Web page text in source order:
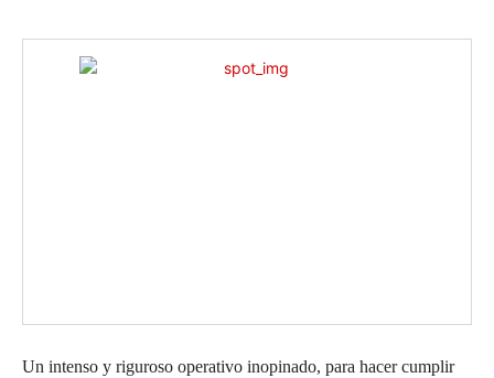
Un intenso y riguroso operativo inopinado, para hacer cumplir